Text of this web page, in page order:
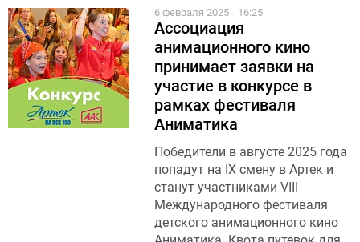
6 февраля 2025 16:25
Ассоциация
анимационного кино
принимает заявки на
участие в конкурсе в
рамках фестиваля
Аниматика
Победители в августе 2025 года
попадут на IX смену в Артек и
станут участниками VIII
Международного фестиваля
детского анимационного кино